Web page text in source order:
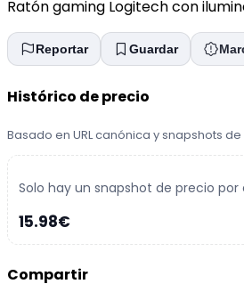
Ratón gaming Logitech con
Reportar Guardar
Histórico de precio
Basado en URL canónica y snapshots
Solo hay un snapshot de precio por
15.98€
Compartir